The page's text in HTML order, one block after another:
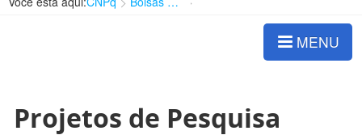
MENU
Projetos de Pesquisa